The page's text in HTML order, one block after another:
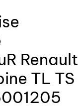
Renault
TL TS